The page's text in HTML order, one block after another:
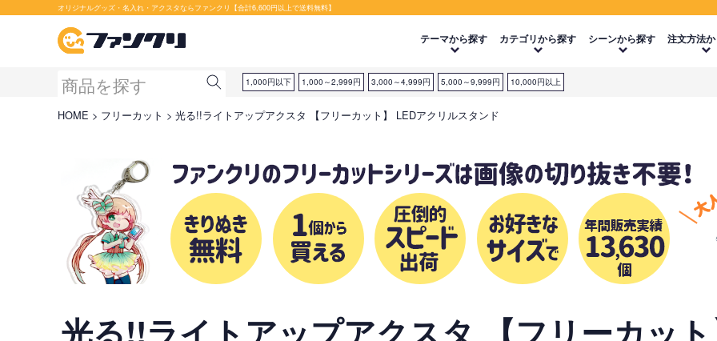
オリジナルグッズ・名入れ・アクスタならファンクリ【合計6,600円以上で送料無料】
テーマから探す カテゴリから探す シーンから探す 注文方法
1,000円以下 1,000～2,999円 3,000～4,999円 5,000～9,999円 10,000円以上
HOME フリーカット 光る!!ライトアップアクスタ 【フリーカット】 LEDアクリルスタンド
光る!!ライトアップアクスタ 【フリーカッ